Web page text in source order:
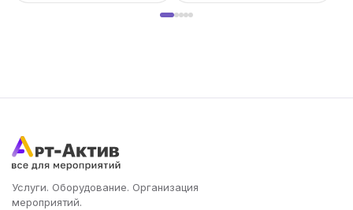
Услуги. Оборудование. Организация
мероприятий.